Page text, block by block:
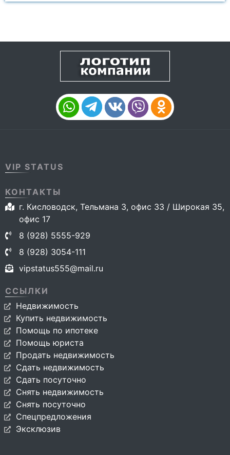
VIP STATUS
КОНТАКТЫ
г. Кисловодск, Тельмана 3, офис 33 / Широкая 35,
офис 17
8 (928) 5555-929
8 (928) 3054-111
vipstatus555@mail.ru
ССЫЛКИ
Недвижимость
Купить недвижимость
Помощь по ипотеке
Помощь юриста
Продать недвижимость
Сдать недвижимость
Сдать посуточно
Снять недвижимость
Снять посуточно
Спецпредложения
Эксклюзив